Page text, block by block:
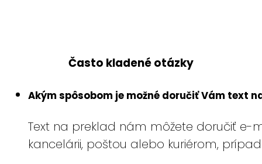
Často kladené otázky
Akým spôsobom je možné doručiť Vám text
Text na preklad nám môžete doručiť e-
kancelárii, poštou alebo kuriérom,